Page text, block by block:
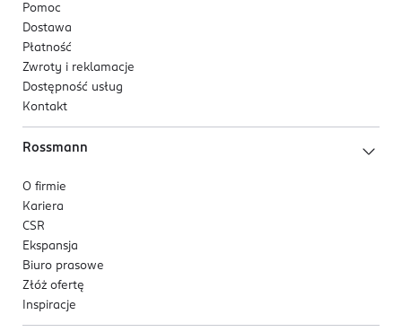
Pomoc
Dostawa
Płatność
Zwroty i reklamacje
Dostępność usług
Kontakt
Rossmann
O firmie
Kariera
CSR
Ekspansja
Biuro prasowe
Złóż ofertę
Inspiracje